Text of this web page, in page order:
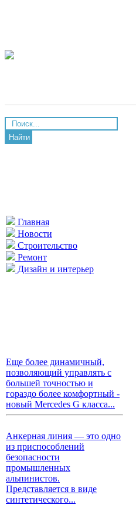
Найти
Главная
Новости
Строительство
Ремонт
Дизайн и интерьер
Еще более динамичный,
позволяющий управлять с
большей точностью и
гораздо более комфортный -
новый Mercedes G класса...
Анкерная линия — это одно
из приспособлений
безопасности
промышленных
альпинистов.
Представляется в виде
синтетического...